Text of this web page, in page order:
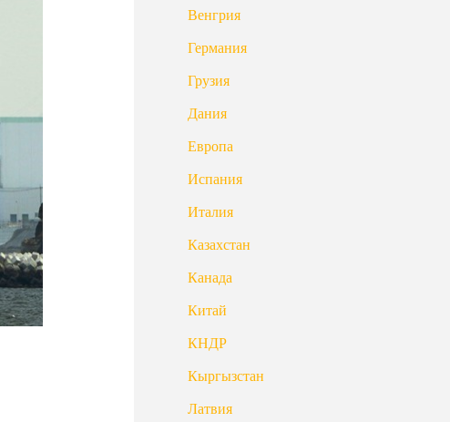
Венгрия
Германия
Грузия
Дания
Европа
Испания
Италия
Казахстан
Канада
Китай
КНДР
Кыргызстан
Латвия